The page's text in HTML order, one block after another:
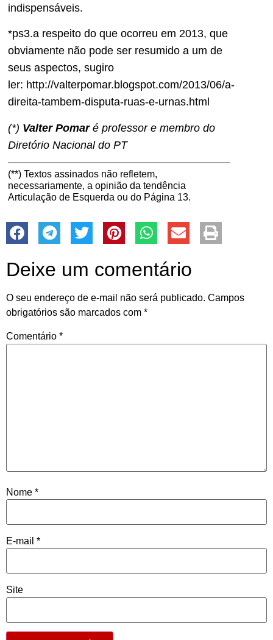
indispensáveis.
*ps3.a respeito do que ocorreu em 2013, que
obviamente não pode ser resumido a um de
seus aspectos, sugiro
ler: http://valterpomar.blogspot.com/2013/06/a-
direita-tambem-disputa-ruas-e-urnas.html
(*) Valter Pomaré professor e membro do
Diretório Nacional do PT
(**) Textos assinados não refletem,
necessariamente, a opinião da tendência
Articulação de Esquerda ou do Página 13.
Deixe um comentário
O seu endereço de e-mail não será publicado. Campos
obrigatórios são marcados com *
Comentário *
Nome *
E-mail *
Site